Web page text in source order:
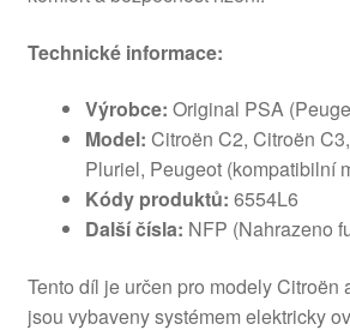
Technické informace:
Výrobce: Original PSA
Model: Citroën C2, Citroën
Pluriel, Peugeot (kompatibilní
Kódy produktů: 6554L6
Další čísla: NFP (Nahrazeno
Tento díl je určen pro modely Citroën
jsou vybaveny systémem elektricky